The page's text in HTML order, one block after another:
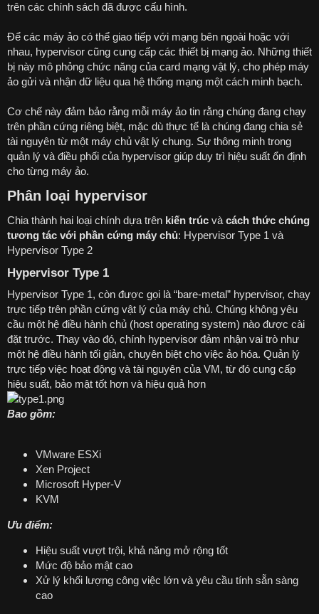
trên các chính sách đã được cấu hình.
Để các máy ảo có thể giao tiếp với mạng bên ngoài hoặc với
nhau, hypervisor cũng cung cấp các thiết bị mạng ảo. Những thiết
bị này mô phỏng chức năng của card mạng vật lý, cho phép máy
ảo gửi và nhận dữ liệu qua hệ thống mạng một cách minh bạch.
Cơ chế này đảm bảo rằng mỗi máy ảo tin rằng chúng đang chạy
trên phần cứng riêng biệt, mặc dù thực tế là chúng đang chia sẻ
tài nguyên từ một máy chủ vật lý chung. Sự thông minh trong
quản lý và điều phối của hypervisor giúp duy trì hiệu suất ổn định
cho từng máy ảo.
Phân loại hypervisor
Chia thành hai loại chính dựa trên kiến trúc và cách thức chúng
tương tác với phần cứng máy chủ: Hypervisor Type 1 và
Hypervisor Type 2
Hypervisor Type 1
Hypervisor Type 1, còn được gọi là “bare-metal” hypervisor, chạy
trực tiếp trên phần cứng vật lý của máy chủ. Chúng không yêu
cầu một hệ điều hành chủ (host operating system) nào được cài
đặt trước. Thay vào đó, chính hypervisor đảm nhận vai trò như
một hệ điều hành tối giản, chuyên biệt cho việc ảo hóa. Quản lý
trực tiếp việc hoạt động và tài nguyên của VM, từ đó cung cấp
hiệu suất, bảo mật tốt hơn và hiệu quả hơn
Bao gồm:
VMware ESXi
Xen Project
Microsoft Hyper-V
KVM
Ưu điểm:
Hiệu suất vượt trội, khả năng mở rộng tốt
Mức độ bảo mật cao
Xử lý khối lượng công việc lớn và yêu cầu tính sẵn sàng
cao